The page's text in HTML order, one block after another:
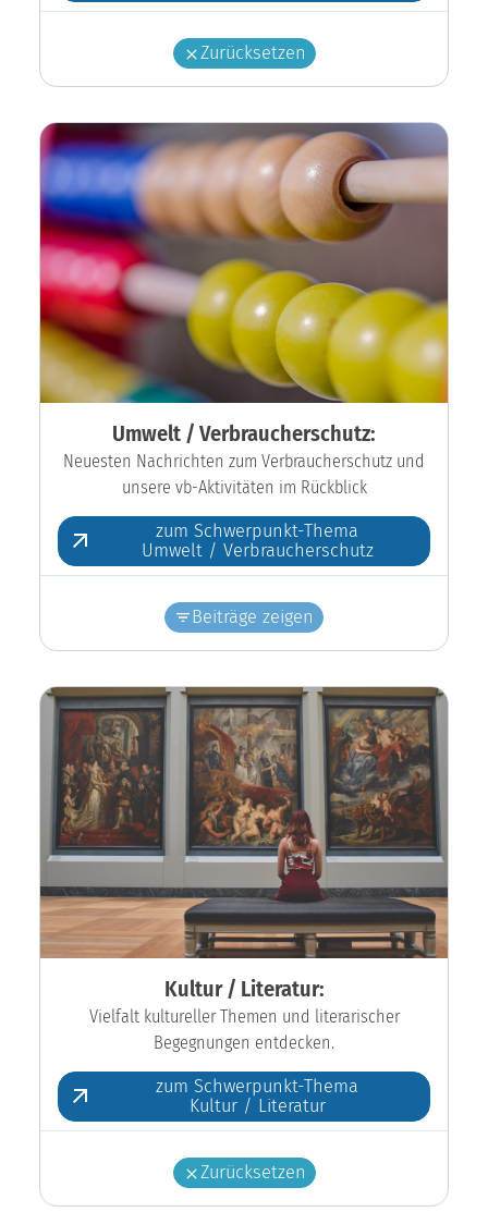
Zurücksetzen
Umwelt / Verbraucherschutz:
Neuesten Nachrichten zum Verbraucherschutz und
unsere vb-Aktivitäten im Rückblick
zum Schwerpunkt-Thema
Umwelt / Verbraucherschutz
Beiträge zeigen
Kultur / Literatur:
Vielfalt kultureller Themen und literarischer
Begegnungen entdecken.
zum Schwerpunkt-Thema
Kultur / Literatur
Zurücksetzen